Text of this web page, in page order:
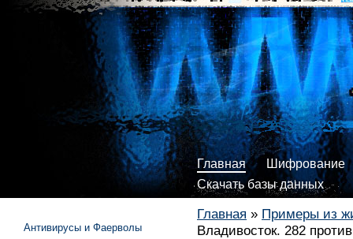
Главная
Шифрование
Скачать базы данных
Главная » Примеры из
Владивосток. 282
Антивирусы и Фаерволы